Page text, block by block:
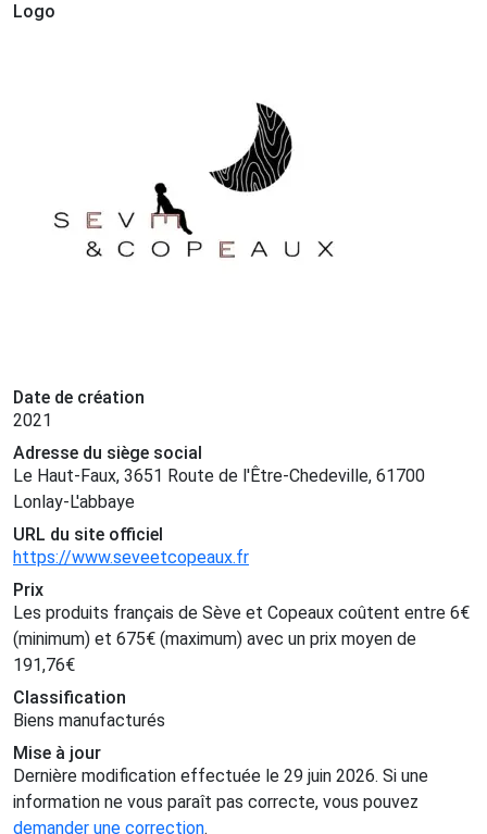
Logo
Date de création
2021
Adresse du siège social
Le Haut-Faux, 3651 Route de l'Être-Chedeville, 61700
Lonlay-L'abbaye
URL du site officiel
https://www.seveetcopeaux.fr
Prix
Les produits français de Sève et Copeaux coûtent entre 6€
(minimum) et 675€ (maximum) avec un prix moyen de
191,76€
Classification
Biens manufacturés
Mise à jour
Dernière modification effectuée le 29 juin 2026. Si une
information ne vous paraît pas correcte, vous pouvez
demander une correction.